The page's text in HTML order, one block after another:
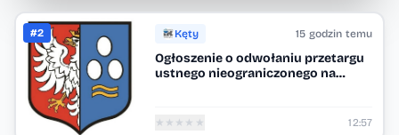
#2 Kęty 15 godzin temu
Ogłoszenie o odwołaniu przetargu
ustnego nieograniczonego na
★ ★ ★ ★ ★ 12:57